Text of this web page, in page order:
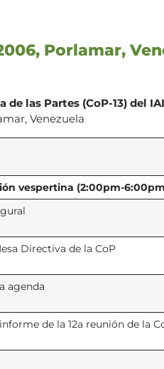
Porlamar,
de las Partes (CoP-13) del IAI
Venezuela
vespertina (2:00pm-
Directiva de la CoP
agenda
de la 12a reunión de la